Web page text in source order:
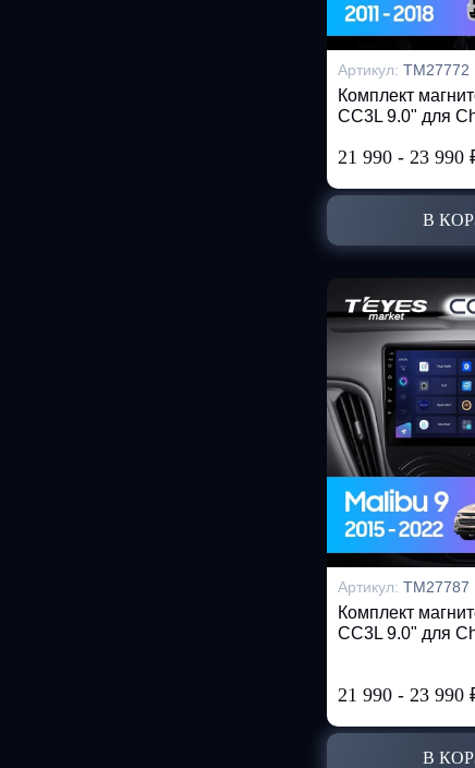
Артикул: TM27772
Комплект
CC3L 9.0" для
21 990 - 23 990
В
Артикул: TM27787
Комплект
CC3L 9.0" для
21 990 - 23 990
В